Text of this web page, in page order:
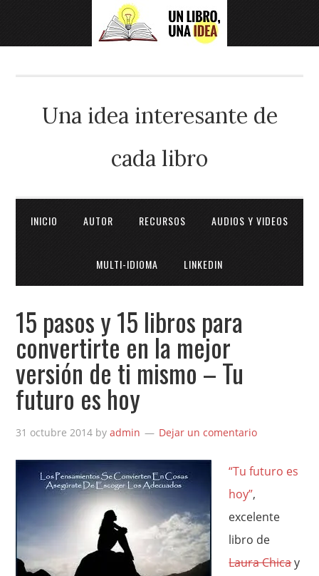
Una idea interesante de
cada libro
INICIO AUTOR RECURSOS AUDIOS Y VIDEOS
MULTI-IDIOMA LINKEDIN
15 pasos y 15 libros para
convertirte en la mejor
versión de ti mismo – Tu
futuro es hoy
31 octubre 2014 byadmin Dejar un comentario
“Tu futuro es
hoy”,
excelente
libro de
Laura Chicay